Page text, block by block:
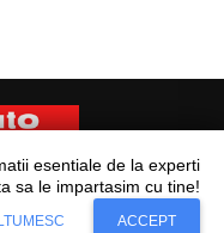
rezervate.
Accept
esentiale de la experti
sa le impartasim cu tine!
ACCEPT